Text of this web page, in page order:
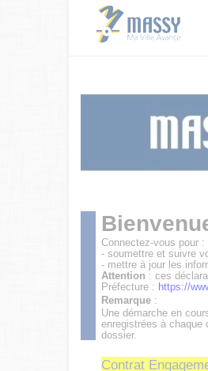
Connectez-vous pour :
- soumettre et suivre
- mettre à jour les
Attention : ces
Préfecture : https://
Remarque :
Une démarche en
enregistrées à
dossier.
Contrat